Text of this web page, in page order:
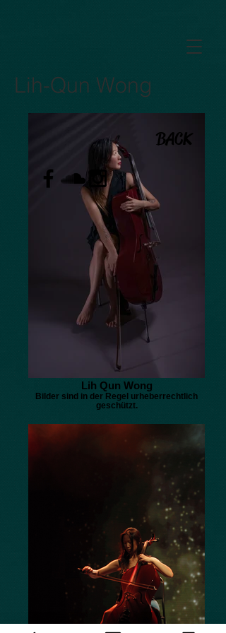
Lih-Qun Wong
Lih Qun Wong
Bilder sind in der Regel urheberrechtlich
geschützt.
BACK